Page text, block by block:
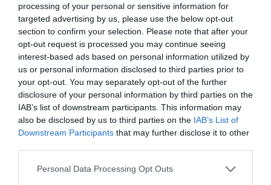
processing of your personal or sensitive information for
targeted advertising by us, please use the below opt-out
section to confirm your selection. Please note that after your
opt-out request is processed you may continue seeing
interest-based ads based on personal information utilized by
us or personal information disclosed to third parties prior to
your opt-out. You may separately opt-out of the further
disclosure of your personal information by third parties on the
IAB’s list of downstream participants. This information may
also be disclosed by us to third parties on the IAB’s List of
Downstream Participants that may further disclose it to other
Personal Data Processing Opt Outs
Ακολουθήστε το Culturenow.gr
Σχετικά Άρθρα